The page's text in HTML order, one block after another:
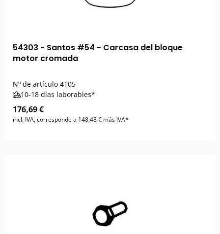
54303 - Santos #54 - Carcasa del bloque
motor cromada
Nº de artículo 4105
10-18 días laborables*
176,69 €
incl. IVA, corresponde a 148,48 € más IVA*